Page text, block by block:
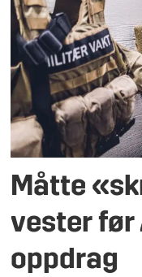
Måtte
vester før
oppdrag